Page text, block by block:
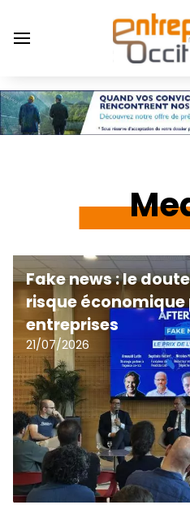
au
contenu
Menu
du
compte
Fake news : le
risque économique
entreprises
21/07/2026